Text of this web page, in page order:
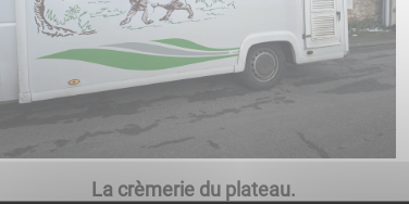
La crèmerie du plateau.